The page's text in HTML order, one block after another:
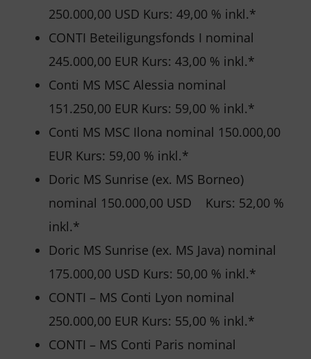
250.000,00 USD Kurs: 49,00 % inkl.*
CONTI Beteiligungsfonds I nominal
245.000,00 EUR Kurs: 43,00 % inkl.*
Conti MS MSC Alessia nominal
151.250,00 EUR Kurs: 59,00 % inkl.*
Conti MS MSC Ilona nominal 150.000,00
EUR Kurs: 59,00 % inkl.*
Doric MS Sunrise (ex. MS Borneo)
nominal 150.000,00 USD Kurs: 52,00 %
inkl.*
Doric MS Sunrise (ex. MS Java) nominal
175.000,00 USD Kurs: 50,00 % inkl.*
CONTI – MS Conti Lyon nominal
250.000,00 EUR Kurs: 55,00 % inkl.*
CONTI – MS Conti Paris nominal